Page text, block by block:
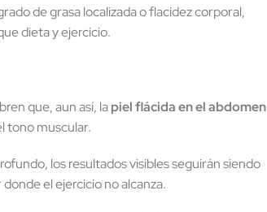
de grasa localizada o flacidez corporal,
dieta y ejercicio.
que, aun así, lapiel flácida en el abdomen
tono muscular.
los resultados visibles seguirán siendo
el ejercicio no alcanza.